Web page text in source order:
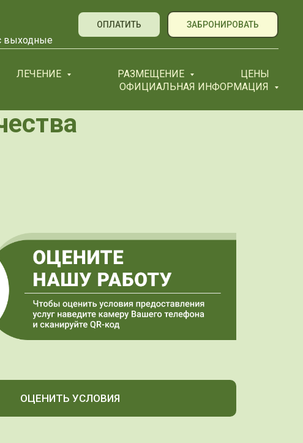
выходные
ОПЛАТИТЬ ЗАБРОНИРОВАТЬ
ЛЕЧЕНИЕ РАЗМЕЩЕНИЕ
ЦЕНЫ
ОФИЦИАЛЬНАЯ ИНФОРМАЦИЯ
ОЦЕНИТЬ УСЛОВИЯ